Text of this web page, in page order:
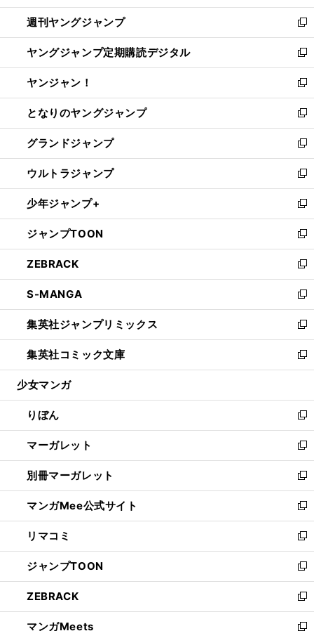
開
く
ウ
で
開
く
ン
ド
ウ
で
開
く
ウ
ィ
ン
ド
ウ
で
開
く
週刊ヤングジャンプ
新
し
い
ウ
ィ
ン
ド
ウ
で
開
く
ヤングジャンプ定期購読デジタル
新
し
い
ウ
ィ
ン
ド
ウ
で
開
く
ヤンジャン！
新
し
い
ウ
ィ
ン
ド
ウ
で
開
く
となりのヤングジャンプ
新
し
い
ウ
ィ
ン
ド
ウ
で
開
く
グランドジャンプ
新
し
い
ウ
ィ
ン
ド
ウ
で
開
く
ウルトラジャンプ
新
し
い
ウ
ィ
ン
ド
ウ
で
開
く
少年ジャンプ+
新
し
い
ウ
ィ
ン
ド
ウ
で
開
く
ジャンプTOON
新
し
い
ウ
ィ
ン
ド
ウ
で
開
ZEBRACK
新
し
い
ウ
ィ
ン
ド
ウ
開
く
S-MANGA
新
し
い
ウ
ィ
ン
ウ
で
開
く
集英社ジャンプリミックス
新
し
い
ウ
ン
ド
ウ
で
開
く
集英社コミック文庫
新
し
ウ
ィ
ン
ド
ウ
で
開
く
少女マンガ
りぼん
新
し
い
ウ
ィ
ン
ド
ウ
で
開
く
マーガレット
新
し
い
ウ
ィ
ン
ド
ウ
で
開
く
別冊マーガレット
新
し
い
ウ
ィ
ン
ド
ウ
で
開
く
マンガMee公式サイト
新
し
い
ウ
ィ
ン
ド
ウ
で
リマコミ
新
し
い
ウ
ィ
ン
ド
ジャンプTOON
新
し
い
ウ
ィ
ZEBRACK
新
し
い
マンガMeets